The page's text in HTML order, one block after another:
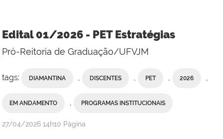
Edital 01/2026 - PET Estratégias
Pró-Reitoria de Graduação/UFVJM
tags: DIAMANTINA , DISCENTES , PET , 2026 ,
EM ANDAMENTO , PROGRAMAS INSTITUCIONAIS
publicado
27/04/2026 14h10 Página